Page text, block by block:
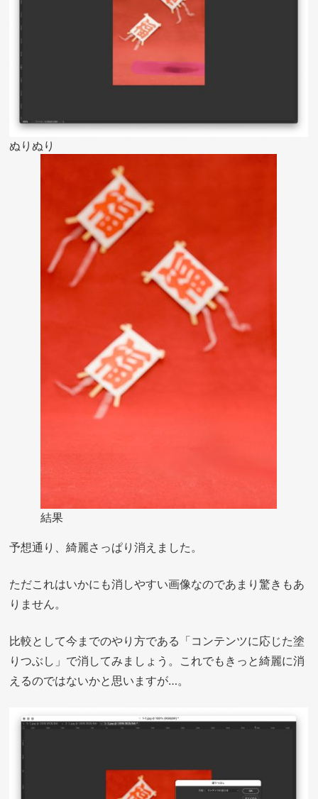
ぬりぬり
結果
予想通り、綺麗さっぱり消えました。
ただこれはいかにも消しやすい画像なのであまり驚きもあ
りません。
比較として今までのやり方である「コンテンツに応じた塗
りつぶし」で消してみましょう。これでもきっと綺麗に消
えるのではないかと思いますが…。